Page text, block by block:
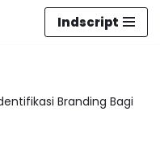
Indscript
Branding Bagi